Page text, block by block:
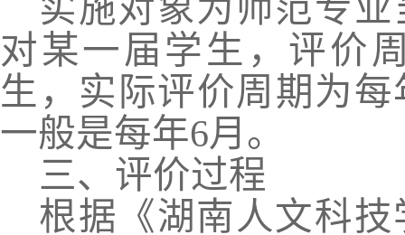
实施对象为师范专
对某一届学生 ， 评价
生 ， 实际评价周期为每
一般是每年6月。
三、评价过程
根据 《湖南人文科